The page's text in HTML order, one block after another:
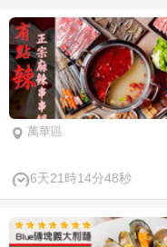
萬華區
6天21時14分47秒